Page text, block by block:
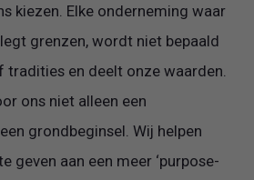
kiezen. Elke onderneming waar
grenzen, wordt niet bepaald
en deelt onze waarden.
ons niet alleen een
grondbeginsel. Wij helpen
geven aan een meer ‘purpose-